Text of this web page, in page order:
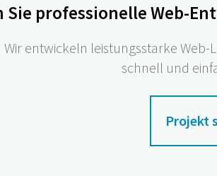
Sie professionelle Web-
Wir entwickeln leistungsstarke
schnell und
Projekt